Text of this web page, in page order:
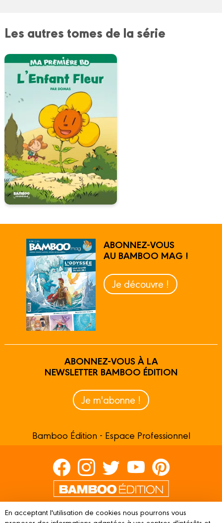
Les autres tomes de la série
ABONNEZ-VOUS
AU BAMBOO MAG !
Je découvre !
ABONNEZ-VOUS À LA
NEWSLETTER BAMBOO ÉDITION
Je m'abonne !
Bamboo Édition - Espace Professionnel
Contactez-nous
En acceptant l'utilisation de cookies nous pourrons vous